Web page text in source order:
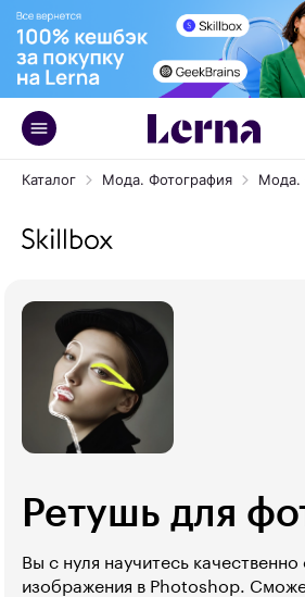
Каталог Мода. Фотография Мода.
Ретушь для
Вы с нуля научитесь
изображения в Photoshop.